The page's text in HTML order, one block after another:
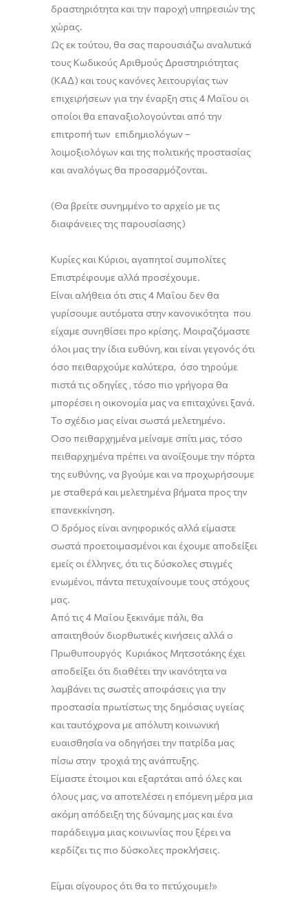
δραστηριότητα και την παροχή υπηρεσιών της
χώρας.
Ως εκ τούτου, θα σας παρουσιάζω αναλυτικά
τους Κωδικούς Αριθμούς Δραστηριότητας
(ΚΑΔ) και τους κανόνες λειτουργίας των
επιχειρήσεων για την έναρξη στις 4 Μαΐου οι
οποίοι θα επαναξιολογούνται από την
επιτροπή των επιδημιολόγων –
λοιμοξιολόγων και της πολιτικής προστασίας
και αναλόγως θα προσαρμόζονται.
(Θα βρείτε συνημμένο το αρχείο με τις
διαφάνειες της παρουσίασης)
Κυρίες και Κύριοι, αγαπητοί συμπολίτες
Επιστρέφουμε αλλά προσέχουμε.
Είναι αλήθεια ότι στις 4 Μαΐου δεν θα
γυρίσουμε αυτόματα στην κανονικότητα που
είχαμε συνηθίσει προ κρίσης. Μοιραζόμαστε
όλοι μας την ίδια ευθύνη, και είναι γεγονός ότι
όσο πειθαρχούμε καλύτερα, όσο τηρούμε
πιστά τις οδηγίες , τόσο πιο γρήγορα θα
μπορέσει η οικονομία μας να επιταχύνει ξανά.
Το σχέδιο μας είναι σωστά μελετημένο.
Όσο πειθαρχημένα μείναμε σπίτι μας, τόσο
πειθαρχημένα πρέπει να ανοίξουμε την πόρτα
της ευθύνης, να βγούμε και να προχωρήσουμε
με σταθερά και μελετημένα βήματα προς την
επανεκκίνηση.
Ο δρόμος είναι ανηφορικός αλλά είμαστε
σωστά προετοιμασμένοι και έχουμε αποδείξει
εμείς οι έλληνες, ότι τις δύσκολες στιγμές
ενωμένοι, πάντα πετυχαίνουμε τους στόχους
μας.
Από τις 4 Μαΐου ξεκινάμε πάλι, θα
απαιτηθούν διορθωτικές κινήσεις αλλά ο
Πρωθυπουργός Κυριάκος Μητσοτάκης έχει
αποδείξει ότι διαθέτει την ικανότητα να
λαμβάνει τις σωστές αποφάσεις για την
προστασία πρωτίστως της δημόσιας υγείας
και ταυτόχρονα με απόλυτη κοινωνική
ευαισθησία να οδηγήσει την πατρίδα μας
πίσω στην τροχιά της ανάπτυξης.
Είμαστε έτοιμοι και εξαρτάται από όλες και
όλους μας, να αποτελέσει η επόμενη μέρα μια
ακόμη απόδειξη της δύναμης μας και ένα
παράδειγμα μιας κοινωνίας που ξέρει να
κερδίζει τις πιο δύσκολες προκλήσεις.
Είμαι σίγουρος ότι θα το πετύχουμε!»